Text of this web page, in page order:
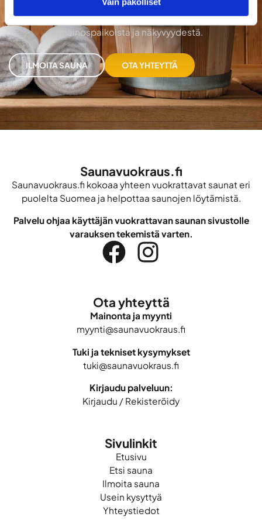
saunaa etsivät käyttäjät eri puolilta Suomea. Ilmoita
sauna tai ota yhteyttä, jos haluat lisätietoa
mainospaikoista ja näkyvyydestä.
ILMOITA SAUNA OTA YHTEYTTÄ
Saunavuokraus.fi
Saunavuokraus.fi kokoaa yhteen vuokrattavat saunat eri
puolelta Suomea ja helpottaa saunojen löytämistä.
Palvelu ohjaa käyttäjän vuokrattavan saunan sivustolle
varauksen tekemistä varten.
Ota yhteyttä
Mainonta ja myynti
myynti@saunavuokraus.fi
Tuki ja tekniset kysymykset
tuki@saunavuokraus.fi
Kirjaudu palveluun:
Kirjaudu / Rekisteröidy
Sivulinkit
Etusivu
Etsi sauna
Ilmoita sauna
Usein kysyttyä
Yhteystiedot